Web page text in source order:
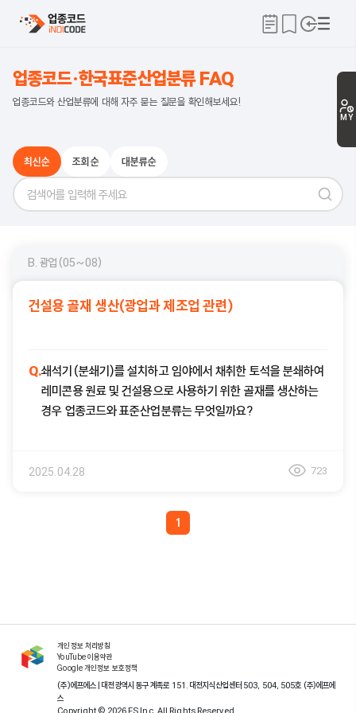
MY
업종코드·한국표준산업분류 FAQ
업종코드와 산업분류에 대해 자주 묻는 질문을 확인해보세요!
최신순 조회순 대분류순
B. 광업(05~08)
건설용 골재 생산(광업과 제조업 관련)
Q.쇄석기(분쇄기)를 설치하고 임야에서 채취한 토석을 분쇄하여
레미콘용 원료 및 건설용으로 사용하기 위한 골재를 생산하는
경우 업종코드와 표준산업분류는 무엇일까요?
2025.04.28 723
1
개인정보 처리방침
YouTube 이용약관
Google 개인정보 보호정책
(주)에프에스 | 대전광역시 동구 계족로 151. 대전지식산업센터 503, 504, 505호 (주)에프에
스
Copyright © 2026 FS Inc. All Rights Reserved.